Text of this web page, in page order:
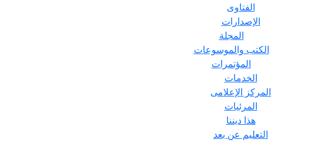
الفتاوى
الإصدارات
المجلة
الكتب والموسوعات
المؤتمرات
الخدمات
المركز الإعلامى
المرئيات
هذا ديننا
التعليم عن بعد